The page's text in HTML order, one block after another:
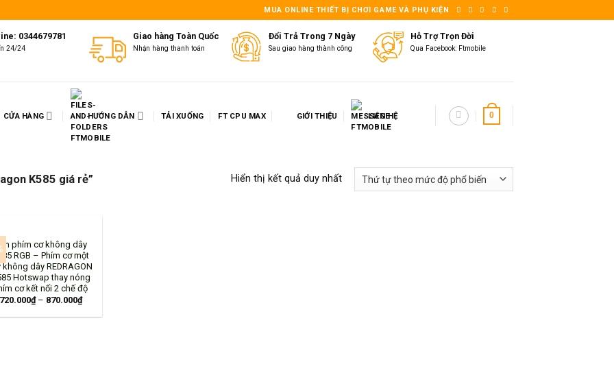
MUA ONLINE THIẾT BỊ CHƠI GAME VÀ PHỤ KIỆN
0344679781
24/24
Giao hàng Toàn Quốc
Nhận hàng thanh toán
Đổi Trả Trong 7 Ngày
Sau giao hàng thành công
Hỗ Trợ Trọn Đời
Qua Facebook: Ftmobile
CỬA HÀNG HƯỚNG DẪN TẢI XUỐNG FT CPU MAX GIỚI THIỆU LIÊN HỆ 0
K585 giá rẻ” Hiển thị kết quả duy nhất
phím cơ không dây
RGB – Phím cơ một
không dây REDRAGON
Hotswap thay nóng
cơ kết nối 2 chế độ
720.000₫– 870.000₫